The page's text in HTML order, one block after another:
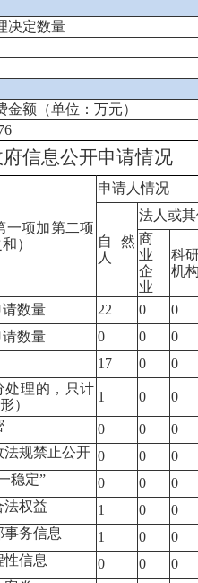
决定数量
金额（单位：万元）
信息公开申请情况
一项加第二项
）
申请人情况
自然
人
法人或
商
业
企
业
科
机
数量 22 0
0
数量
0 0 0
17 0
0
处理的，只计
）
1 0 0
0 0
0
法规禁止公开 0 0
0
稳定”
0 0
0
法权益
1 0
0
事务信息
1 0
0
性信息
0 0
0